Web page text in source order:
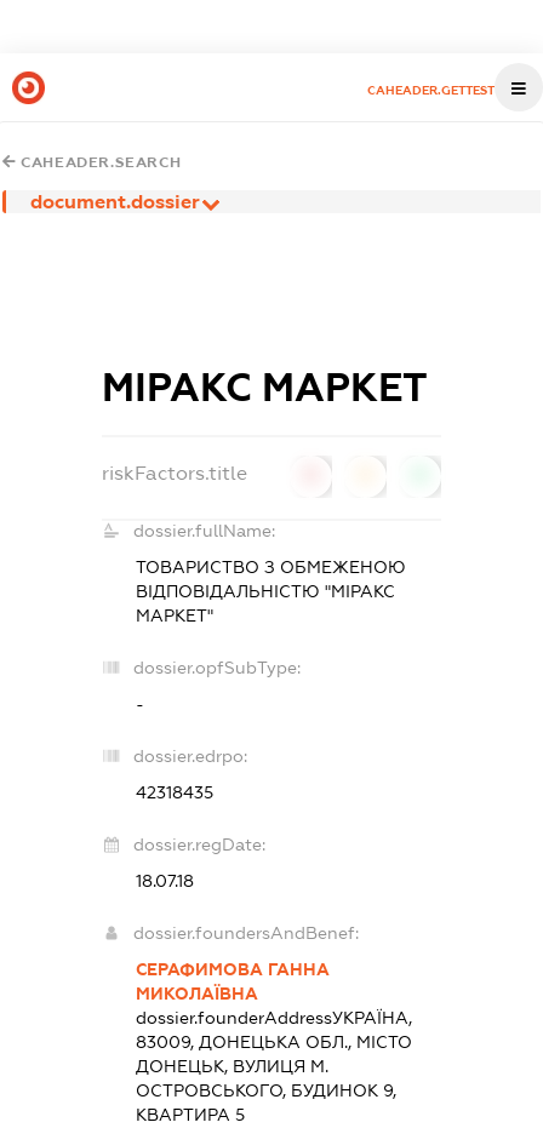
CAHEADER.GETTEST
CAHEADER.SEARCH
document.dossier
МІРАКС МАРКЕТ
riskFactors.title
dossier.fullName:
ТОВАРИСТВО З ОБМЕЖЕНОЮ
ВІДПОВІДАЛЬНІСТЮ "МІРАКС
МАРКЕТ"
dossier.opfSubType:
-
dossier.edrpo:
42318435
dossier.regDate:
18.07.18
dossier.foundersAndBenef:
СЕРАФИМОВА ГАННА
МИКОЛАЇВНА
dossier.founderAddressУКРАЇНА,
83009, ДОНЕЦЬКА ОБЛ., МІСТО
ДОНЕЦЬК, ВУЛИЦЯ М.
ОСТРОВСЬКОГО, БУДИНОК 9,
КВАРТИРА 5